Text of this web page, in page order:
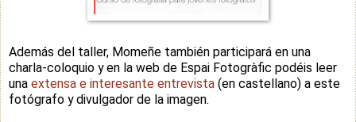
Además del taller, Momeñe también participará en una
charla-coloquio y en la web de Espai Fotogràfic podéis leer
una extensa e interesante entrevista (en castellano) a este
fotógrafo y divulgador de la imagen.